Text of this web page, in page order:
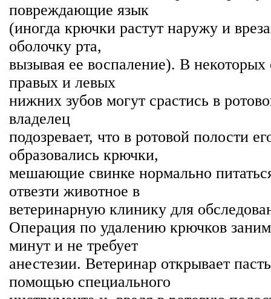
повреждающие язык
(иногда крючки растут наружу и
оболочку рта,
вызывая ее воспаление). В
правых и левых
нижних зубов могут срастись в
владелец
подозревает, что в ротовой полости
образовались крючки,
мешающие свинке нормально
отвезти животное в
ветеринарную клинику для
Операция по удалению крючков
минут и не требует
анестезии. Ветеринар открывает
помощью специального